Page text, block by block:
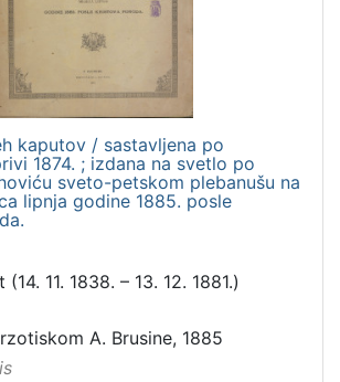
kaputov / sastavljena po
1874. ; izdana na svetlo po
sveto-petskom plebanušu na
lipnja godine 1885. posle
11. 1838. – 13. 12. 1881.)
A. Brusine, 1885